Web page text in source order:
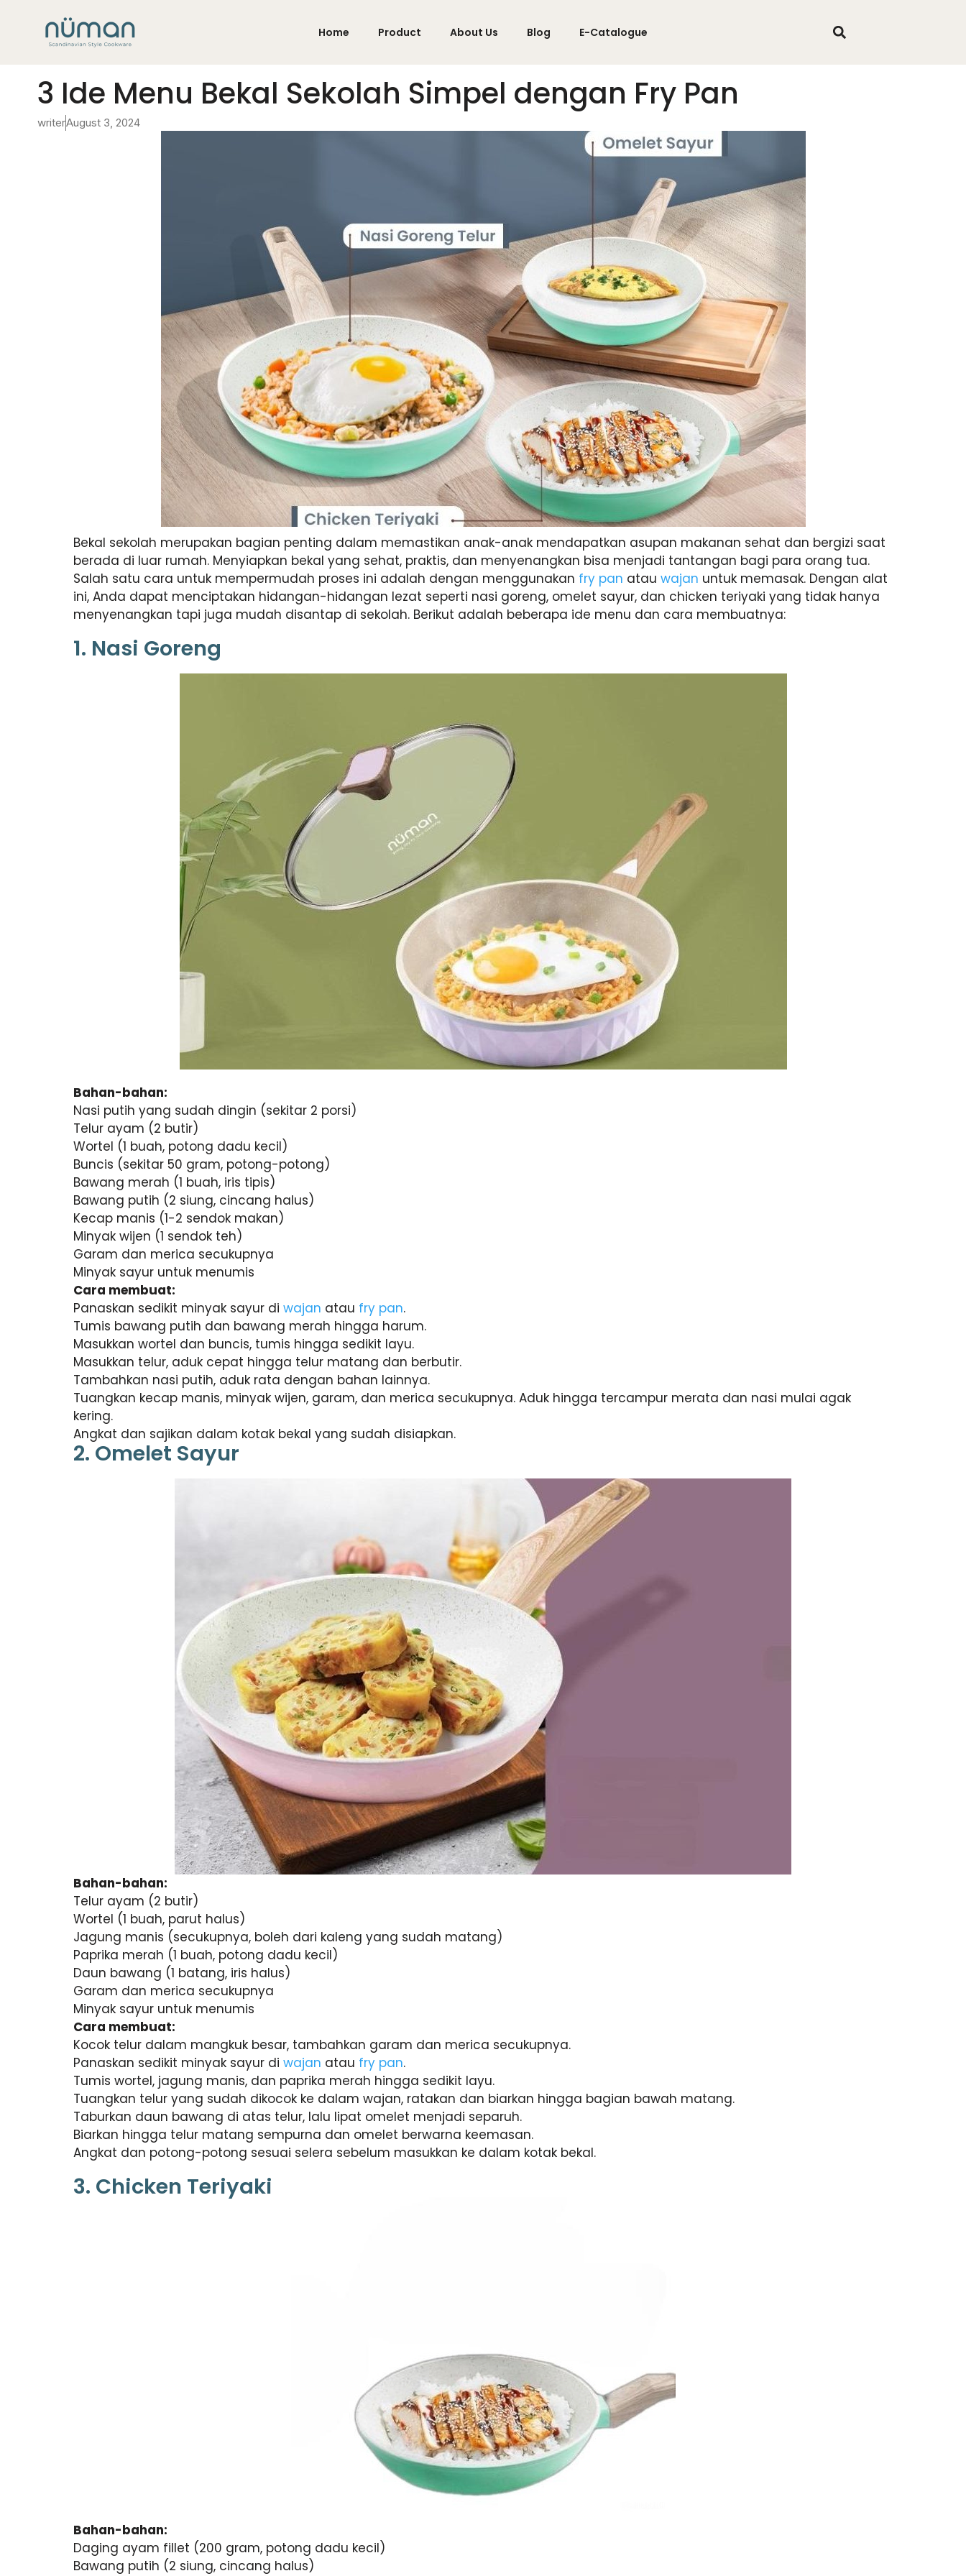
Home Product About Us Blog E-Catalogue
3 Ide Menu Bekal Sekolah Simpel dengan Fry Pan
writerAugust 3, 2024
Bekal sekolah merupakan bagian penting dalam memastikan anak-anak mendapatkan asupan makanan sehat dan bergizi saat
berada di luar rumah. Menyiapkan bekal yang sehat, praktis, dan menyenangkan bisa menjadi tantangan bagi para orang tua.
Salah satu cara untuk mempermudah proses ini adalah dengan menggunakan fry pan atau wajan untuk memasak. Dengan alat
ini, Anda dapat menciptakan hidangan-hidangan lezat seperti nasi goreng, omelet sayur, dan chicken teriyaki yang tidak hanya
menyenangkan tapi juga mudah disantap di sekolah. Berikut adalah beberapa ide menu dan cara membuatnya:
1. Nasi Goreng
Bahan-bahan:
Nasi putih yang sudah dingin (sekitar 2 porsi)
Telur ayam (2 butir)
Wortel (1 buah, potong dadu kecil)
Buncis (sekitar 50 gram, potong-potong)
Bawang merah (1 buah, iris tipis)
Bawang putih (2 siung, cincang halus)
Kecap manis (1-2 sendok makan)
Minyak wijen (1 sendok teh)
Garam dan merica secukupnya
Minyak sayur untuk menumis
Cara membuat:
Panaskan sedikit minyak sayur di wajan atau fry pan.
Tumis bawang putih dan bawang merah hingga harum.
Masukkan wortel dan buncis, tumis hingga sedikit layu.
Masukkan telur, aduk cepat hingga telur matang dan berbutir.
Tambahkan nasi putih, aduk rata dengan bahan lainnya.
Tuangkan kecap manis, minyak wijen, garam, dan merica secukupnya. Aduk hingga tercampur merata dan nasi mulai agak
kering.
Angkat dan sajikan dalam kotak bekal yang sudah disiapkan.
2. Omelet Sayur
Bahan-bahan:
Telur ayam (2 butir)
Wortel (1 buah, parut halus)
Jagung manis (secukupnya, boleh dari kaleng yang sudah matang)
Paprika merah (1 buah, potong dadu kecil)
Daun bawang (1 batang, iris halus)
Garam dan merica secukupnya
Minyak sayur untuk menumis
Cara membuat:
Kocok telur dalam mangkuk besar, tambahkan garam dan merica secukupnya.
Panaskan sedikit minyak sayur di wajan atau fry pan.
Tumis wortel, jagung manis, dan paprika merah hingga sedikit layu.
Tuangkan telur yang sudah dikocok ke dalam wajan, ratakan dan biarkan hingga bagian bawah matang.
Taburkan daun bawang di atas telur, lalu lipat omelet menjadi separuh.
Biarkan hingga telur matang sempurna dan omelet berwarna keemasan.
Angkat dan potong-potong sesuai selera sebelum masukkan ke dalam kotak bekal.
3. Chicken Teriyaki
Bahan-bahan:
Daging ayam fillet (200 gram, potong dadu kecil)
Bawang putih (2 siung, cincang halus)